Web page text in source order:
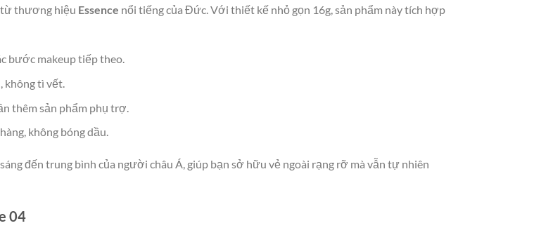
từ thương hiệu Essence nổi tiếng của Đức. Với thiết kế nhỏ gọn 16g, sản phẩm này tích hợp
bước makeup tiếp theo.
không tì vết.
thêm sản phẩm phụ trợ.
không bóng dầu.
đến trung bình của người châu Á, giúp bạn sở hữu vẻ ngoài rạng rỡ mà vẫn tự nhiên
04